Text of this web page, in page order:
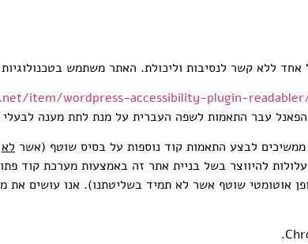
אחד ללא קשר לנסיבות וליכולת. האתר משתמש
item/wordpress-accessibility-plugin-readabler/
עבר התאמות לשפה העברית על מנת לתת מענה לבעלי
לבצע התאמות קוד נוספות על בסיס שוטף (אשר לא
להיווצר בשל בניית אתר זה באמצעות מערכת קוד
אוטומטי שוטף אשר לא תמיד בשליטתנו). אנו עושים את